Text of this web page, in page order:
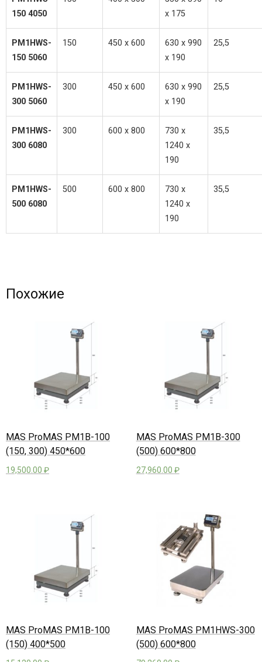
150 4050
x 175
PM1HWS-
150 5060
150 450 x 600
630 x 990
x 190
25,5
PM1HWS-
300 5060
300 450 x 600
630 x 990
x 190
25,5
PM1HWS-
300 6080
300 600 x 800
730 x
1240 x
190
35,5
PM1HWS-
500 6080
500 600 x 800
730 x
1240 x
190
35,5
Похожие
MAS ProMAS PM1B-100
(150, 300) 450*600
19,500.00 ₽
MAS ProMAS PM1B-300
(500) 600*800
27,960.00 ₽
MAS ProMAS PM1B-100
(150) 400*500
MAS ProMAS PM1HWS-300
(500) 600*800